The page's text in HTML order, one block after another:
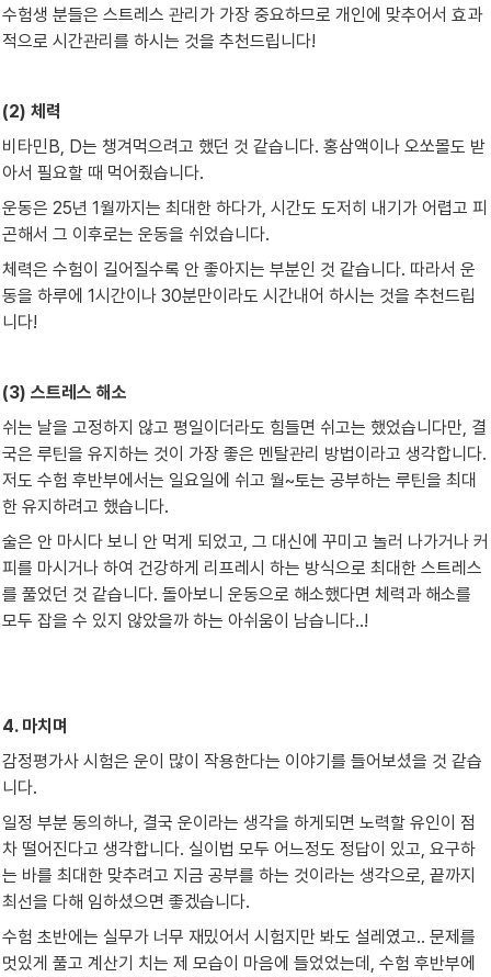
수험생 분들은 스트레스 관리가 가장 중요하므로 개인에 맞추어서 효과
적으로 시간관리를 하시는 것을 추천드립니다!
(2) 체력
비타민B, D는 챙겨먹으려고 했던 것 같습니다. 홍삼액이나 오쏘몰도 받
아서 필요할 때 먹어줬습니다.
운동은 25년 1월까지는 최대한 하다가, 시간도 도저히 내기가 어렵고 피
곤해서 그 이후로는 운동을 쉬었습니다.
체력은 수험이 길어질수록 안 좋아지는 부분인 것 같습니다. 따라서 운
동을 하루에 1시간이나 30분만이라도 시간내어 하시는 것을 추천드립
니다!
(3) 스트레스 해소
쉬는 날을 고정하지 않고 평일이더라도 힘들면 쉬고는 했었습니다만, 결
국은 루틴을 유지하는 것이 가장 좋은 멘탈관리 방법이라고 생각합니다.
저도 수험 후반부에서는 일요일에 쉬고 월~토는 공부하는 루틴을 최대
한 유지하려고 했습니다.
술은 안 마시다 보니 안 먹게 되었고, 그 대신에 꾸미고 놀러 나가거나 커
피를 마시거나 하여 건강하게 리프레시 하는 방식으로 최대한 스트레스
를 풀었던 것 같습니다. 돌아보니 운동으로 해소했다면 체력과 해소를
모두 잡을 수 있지 않았을까 하는 아쉬움이 남습니다..!
4. 마치며
감정평가사 시험은 운이 많이 작용한다는 이야기를 들어보셨을 것 같습
니다.
일정 부분 동의하나, 결국 운이라는 생각을 하게되면 노력할 유인이 점
차 떨어진다고 생각합니다. 실이법 모두 어느정도 정답이 있고, 요구하
는 바를 최대한 맞추려고 지금 공부를 하는 것이라는 생각으로, 끝까지
최선을 다해 임하셨으면 좋겠습니다.
수험 초반에는 실무가 너무 재밌어서 시험지만 봐도 설레였고.. 문제를
멋있게 풀고 계산기 치는 제 모습이 마음에 들었었는데, 수험 후반부에